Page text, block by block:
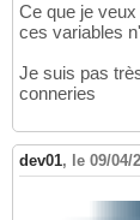
Ce que je
ces variables
Je suis pas
conneries
dev01, le 09/04/